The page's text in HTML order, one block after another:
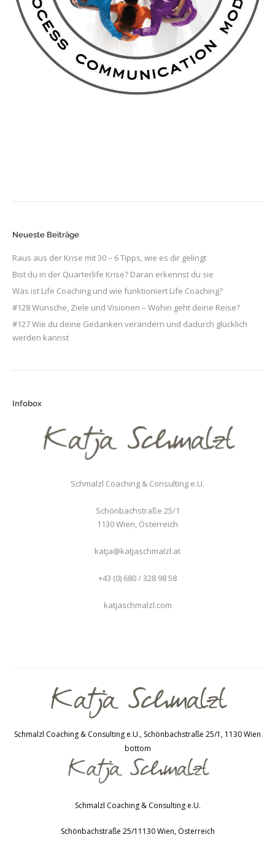
Neueste Beiträge
Raus aus der Krise mit 30 – 6 Tipps, wie es dir gelingt
Bist du in der Quarterlife Krise? Daran erkennst du sie
Was ist Life Coaching und wie funktioniert Life Coaching?
#128 Wünsche, Ziele und Visionen – Wohin geht deine Reise?
#127 Wie du deine Gedanken verändern und dadurch glücklich
werden kannst
Infobox
Schmalzl Coaching & Consulting e.U.
Schönbachstraße 25/1
1130Wien, Österreich
katja@katjaschmalzl.at
+43 (0) 680 / 328 98 58
katjaschmalzl.com
Schmalzl Coaching & Consulting e.U., Schönbachstraße 25/1, 1130 Wien
bottom
Schmalzl Coaching & Consulting e.U.
Schönbachstraße 25/1 1130 Wien, Österreich